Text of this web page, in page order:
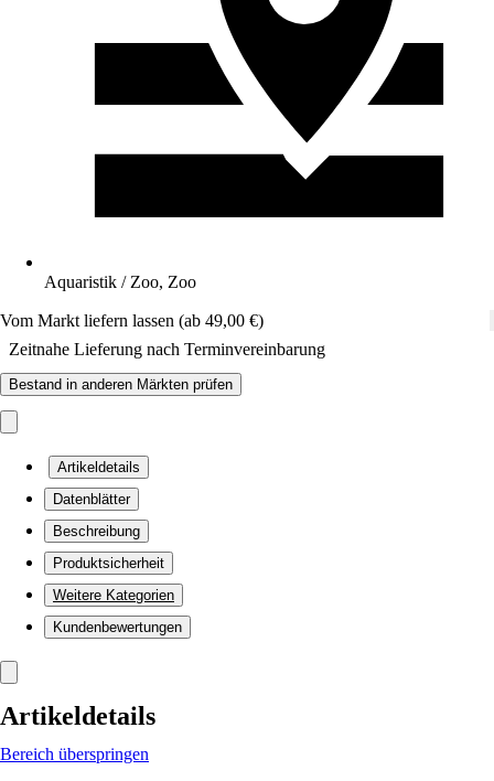
Aquaristik / Zoo, Zoo
Vom Markt liefern lassen (ab 49,00 €)
Zeitnahe Lieferung nach Terminvereinbarung
Bestand in anderen Märkten prüfen
Artikeldetails
Datenblätter
Beschreibung
Produktsicherheit
Weitere Kategorien
Kundenbewertungen
Artikeldetails
Bereich überspringen